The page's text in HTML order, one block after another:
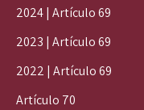
2024 | Artículo 69
2023 | Artículo 69
2022 | Artículo 69
Artículo 70